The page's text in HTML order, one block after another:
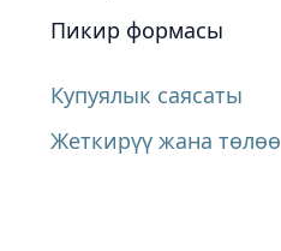
Пикир формасы
Купуялык саясаты
Жеткирүү жана төлөө